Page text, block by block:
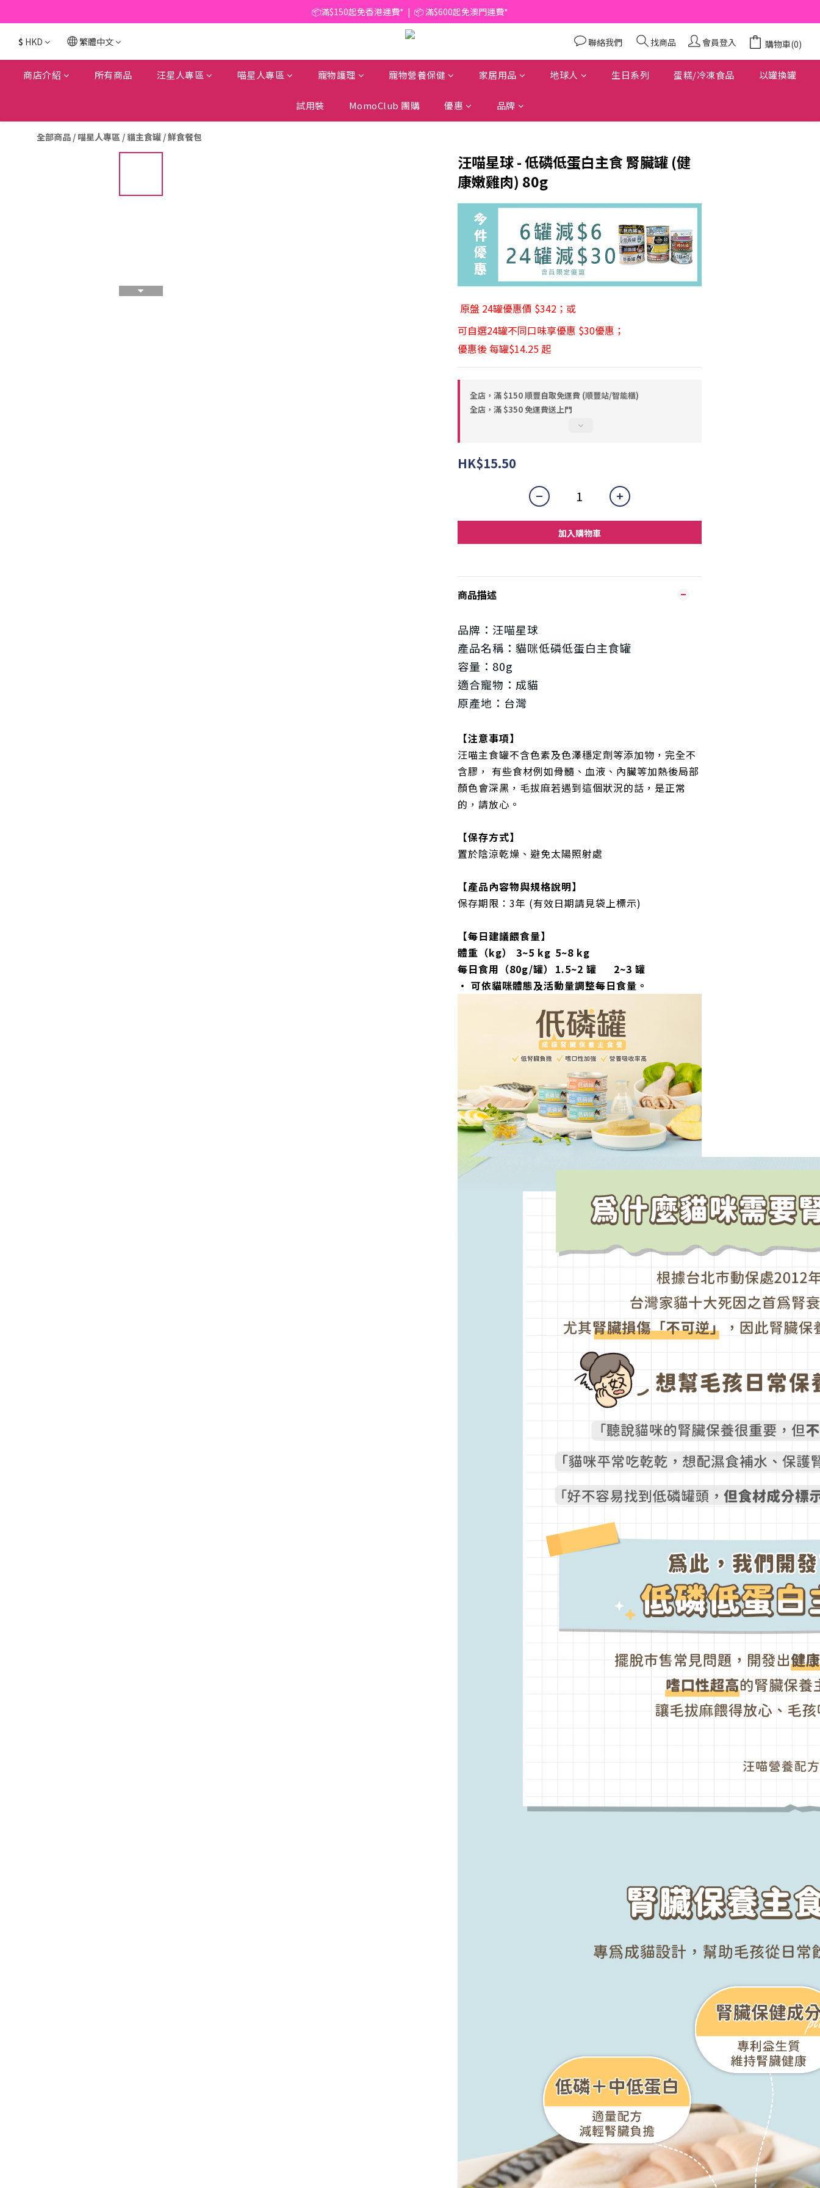
📦滿$150起免香港運費*  |  📦 滿$600起免澳門運費*
📦滿$150起免香港運費*  |  📦 滿$600起免澳門運費*
🥫 罐頭優惠 | 任選* 6件 即減 $6 |  任選* 24件 即減 $30 🥫 (按此了解更多)
📦滿$150起免香港運費*  |  📦 滿$600起免澳門運費*
$ HKD 繁體中文 聯絡我們 找商品 會員登入 購物車(0)
商店介紹 所有商品 汪星人專區 喵星人專區 寵物護理 寵物營養保健 家居用品 地球人 生日系列 蛋糕/冷凍食品 以罐換罐
試用裝 MomoClub 團購 優惠 品牌
全部商品 / 喵星人專區 /貓主食罐 / 鮮食餐包
汪喵星球 - 低磷低蛋白主食 腎臟罐 (健
康嫩雞肉) 80g
原盤 24罐優惠價 $342；或
可自選24罐不同口味享優惠 $30優惠；
優惠後 每罐$14.25 起
全店，滿 $150 順豐自取免運費 (順豐站/智能櫃)
全店，滿 $350 免運費送上門
HK$15.50
加入購物車
商品描述
品牌：汪喵星球
產品名稱： 貓咪低磷低蛋白主食罐
容量： 80g
適合寵物：成貓
原產地： 台灣
【注意事項】
汪喵主食罐不含色素及色澤穩定劑等添加物，完全不
含膠， 有些食材例如骨髓、血液、內臟等加熱後局部
顏色會深黑，毛拔麻若遇到這個狀況的話，是正常
的，請放心。
【保存方式】
置於陰涼乾燥、避免太陽照射處
【產品內容物與規格說明】
保存期限： 3年 (有效日期請見袋上標示)
【每日建議餵食量】
體重（kg）
3~5 kg 5~8 kg
每日食用（80g/罐）
1.5~2 罐
2~3 罐
• 可依貓咪體態及活動量調整每日食量。